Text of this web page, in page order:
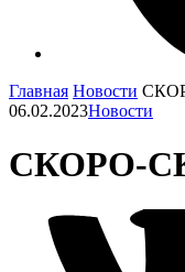
Главная Новости
06.02.2023Новости
СКОРО-